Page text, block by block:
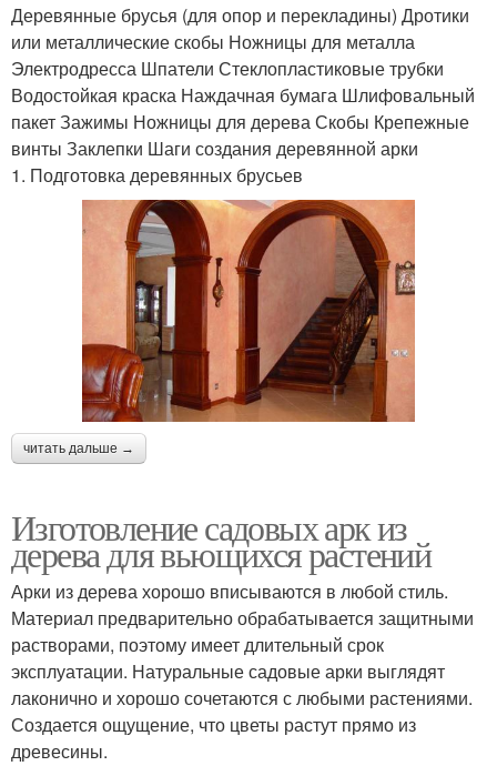
Деревянные брусья (для опор и перекладины) Дротики
или металлические скобы Ножницы для металла
Электродресса Шпатели Стеклопластиковые трубки
Водостойкая краска Наждачная бумага Шлифовальный
пакет Зажимы Ножницы для дерева Скобы Крепежные
винты Заклепки Шаги создания деревянной арки
1. Подготовка деревянных брусьев
читать дальше →
Изготовление садовых арк из
дерева для вьющихся растений
Арки из дерева хорошо вписываются в любой стиль.
Материал предварительно обрабатывается защитными
растворами, поэтому имеет длительный срок
эксплуатации. Натуральные садовые арки выглядят
лаконично и хорошо сочетаются с любыми растениями.
Создается ощущение, что цветы растут прямо из
древесины.